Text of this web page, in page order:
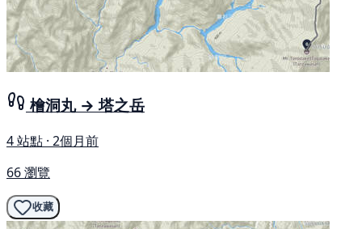
檜洞丸 → 塔之岳
4 站點 · 2個月前
66 瀏覽
收藏